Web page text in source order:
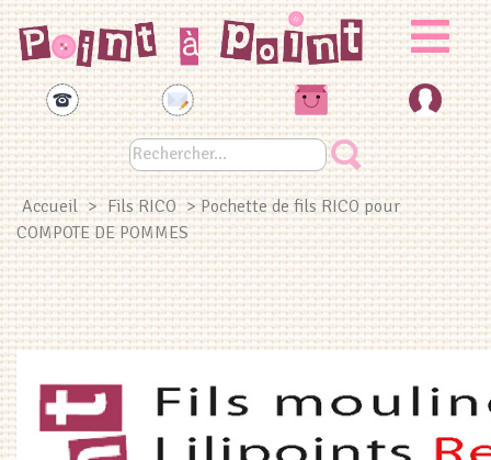
Accueil > Fils RICO > Pochette de fils RICO pour
COMPOTE DE POMMES
Panneau de gestion des cookies